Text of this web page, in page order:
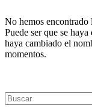
No hemos encontrado
Puede ser que se
haya cambiado el
momentos.